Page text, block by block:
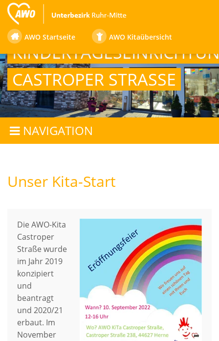
AWO Startseite AWO Kitaübersicht
CASTROPER STRASSE
NAVIGATION
Unser Kita-Start
Die AWO-Kita
Castroper
Straße wurde
im Jahr 2019
konzipiert
und
beantragt
und 2020/21
erbaut. Im
November